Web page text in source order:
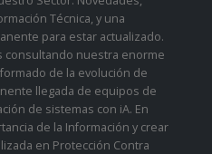
Técnica, y una
para estar actualizado.
consultando nuestra enorme
de la evolución de
llegada de equipos de
de sistemas con iA. En
de la Información y crear
en Protección Contra